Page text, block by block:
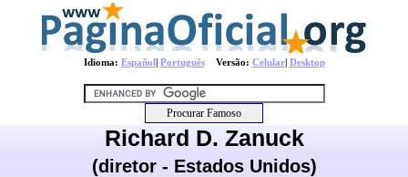
Idioma: Español| PortuguêsVersão: Celular| Desktop
Richard D. Zanuck
(diretor - Estados Unidos)